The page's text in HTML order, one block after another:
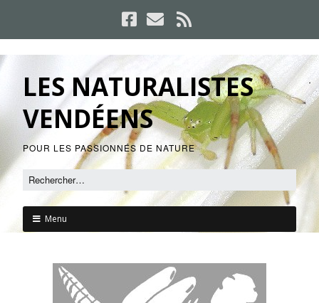
LES NATURALISTES
VENDÉENS
POUR LES PASSIONNÉS DE NATURE
Menu